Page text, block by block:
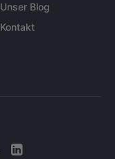
Unser Blog
Kontakt